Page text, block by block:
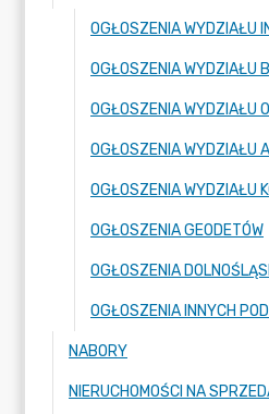
OGŁOSZENIA GEODETÓW
OGŁOSZENIA INNYCH
NABORY
NIERUCHOMOŚCI NA